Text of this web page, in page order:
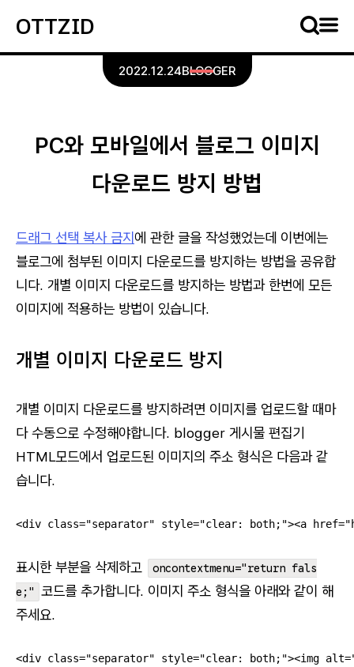
OTTZID
2022.12.24BLOGGER
PC와 모바일에서 블로그 이미지
다운로드 방지 방법
드래그 선택 복사 금지 에 관한 글을 작성했었는데 이번에는
블로그에 첨부된 이미지 다운로드를 방지하는 방법을 공유합
니다. 개별 이미지 다운로드를 방지하는 방법과 한번에 모든
이미지에 적용하는 방법이 있습니다.
개별 이미지 다운로드 방지
개별 이미지 다운로드를 방지하려면 이미지를 업로드할 때마
다 수동으로 수정해야합니다. blogger 게시물 편집기
HTML모드에서 업로드된 이미지의 주소 형식은 다음과 같
습니다.
<div class="separator" style="clear: both;"><a
표시한 부분을 삭제하고
oncontextmenu="return fals
e;" 코드를 추가합니다. 이미지 주소 형식을 아래와 같이 해
주세요.
<div class="separator" style="clear: both;"><img